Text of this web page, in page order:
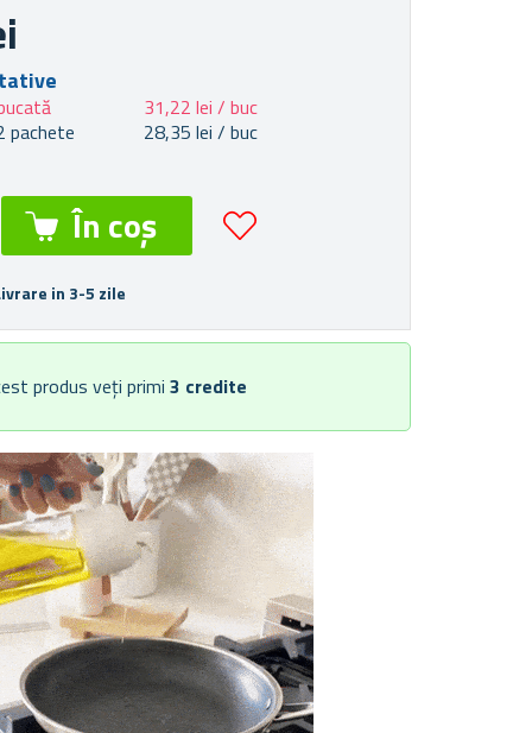
31,22 lei / buc
pachete
28,35 lei / buc
in 3-5 zile
produs veți primi 3 credite